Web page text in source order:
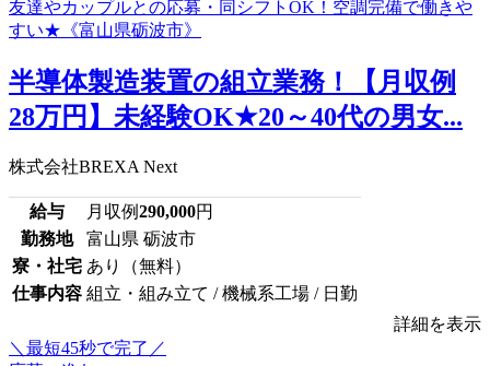
半導体製造装置の組立業務！【月収例
28万円】未経験OK★20～40代の男女...
株式会社BREXA Next
給与 月収例290,000円
勤務地
富山県 砺波市
寮・社宅 あり（無料）
仕事内容 組立・組み立て / 機械系工場 / 日勤
詳細を表示
＼最短45秒で完了／